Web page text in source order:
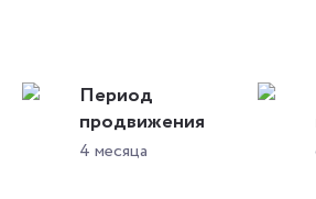
Период
продвижения
4 месяца